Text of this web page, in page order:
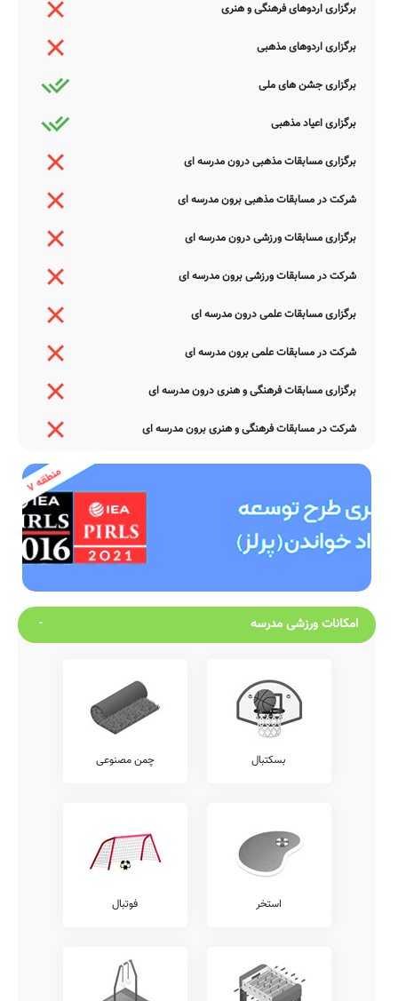
برگزاری اردوهای فرهنگی و هنری
برگزاری اردوهای مذهبی
برگزاری جشن های ملی
برگزاری اعیاد مذهبی
برگزاری مسابقات مذهبی درون مدرسه ای
شرکت در مسابقات مذهبی برون مدرسه ای
برگزاری مسابقات ورزشی درون مدرسه ای
شرکت در مسابقات ورزشی برون مدرسه ای
برگزاری مسابقات علمی درون مدرسه ای
شرکت در مسابقات علمی برون مدرسه ای
برگزاری مسابقات فرهنگی و هنری درون مدرسه ای
شرکت در مسابقات فرهنگی و هنری برون مدرسه ای
امکانات ورزشی مدرسه
بسکتبال چمن مصنوعی
استخر فوتبال